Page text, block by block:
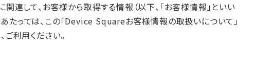
連して、お客様から取得する情報（以下、「お客様情報」といい
たっては、この「Device Squareお客様情報の取扱いについて」
ご利用ください。